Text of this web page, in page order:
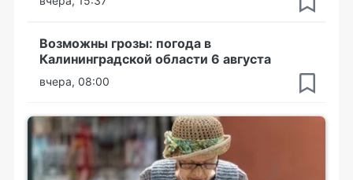
Возможны грозы: погода в
Калининградской области 6 августа
вчера, 08:00